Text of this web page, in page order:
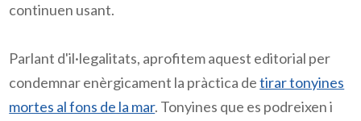
continuen usant.
Parlant d'il·legalitats, aprofitem aquest editorial per
condemnar enèrgicament la pràctica detirar tonyines
mortes al fons de la mar. Tonyines que es podreixen i